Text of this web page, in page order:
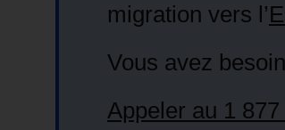
migration vers l’
Vous avez
Appeler au 1